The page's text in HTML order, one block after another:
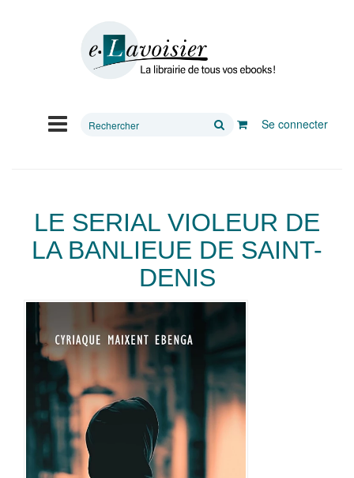
Rechercher
Se connecter
LE SERIAL VIOLEUR DE
LA BANLIEUE DE SAINT-
DENIS